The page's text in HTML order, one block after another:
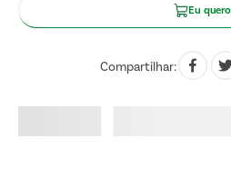
Eu
Compartilhar